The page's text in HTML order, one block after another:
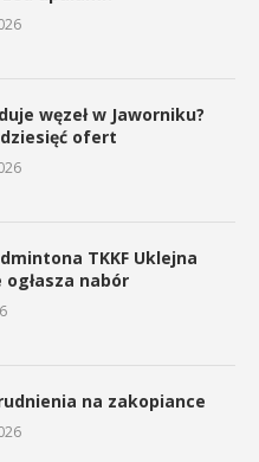
węzeł w Jaworniku?
dziesięć ofert
TKKF Uklejna
ogłasza nabór
na zakopiance